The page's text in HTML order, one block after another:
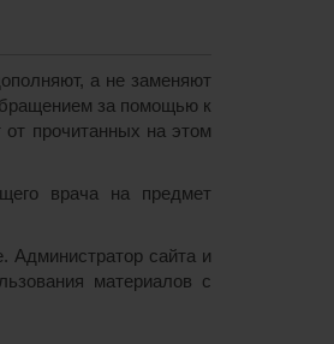
а не заменяют
за помощью к
прочитанных на этом
врача на предмет
Администратор сайта и
материалов с